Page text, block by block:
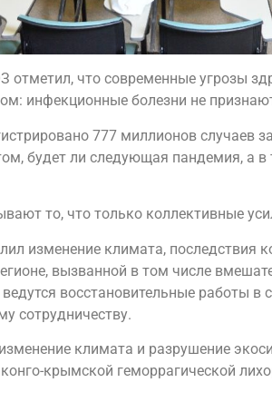
отметил, что современные угрозы
инфекционные болезни не
777 миллионов случаев
будет ли следующая пандемия, а
то, что только коллективные
изменение климата, последствия
вызванной в том числе
восстановительные работы
сотрудничеству.
климата и разрушение
крымской геморрагической